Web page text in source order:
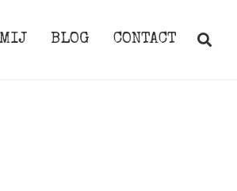
BLOG CONTACT